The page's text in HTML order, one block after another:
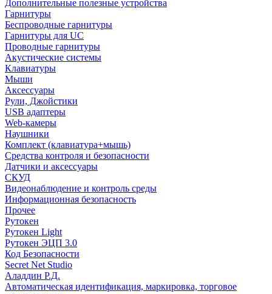
Дополнительные полезные устройства
Гарнитуры
Беспроводные гарнитуры
Гарнитуры для UC
Проводные гарнитуры
Акустические системы
Клавиатуры
Мыши
Аксессуары
Рули, Джойстики
USB адаптеры
Web-камеры
Наушники
Комплект (клавиатура+мышь)
Средства контроля и безопасности
Датчики и аксессуары
СКУД
Видеонаблюдение и контроль среды
Информационная безопасность
Прочее
Рутокен
Рутокен Light
Рутокен ЭЦП 3.0
Код Безопасности
Secret Net Studio
Аладдин Р.Д.
Автоматическая идентификация, маркировка, торговое